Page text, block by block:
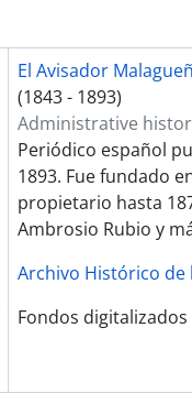
El Avisador
(1843 - 1893)
Administrative
Periódico español
1893. Fue fundado
propietario hasta
Ambrosio Rubio​ y
Archivo Histórico de
Fondos